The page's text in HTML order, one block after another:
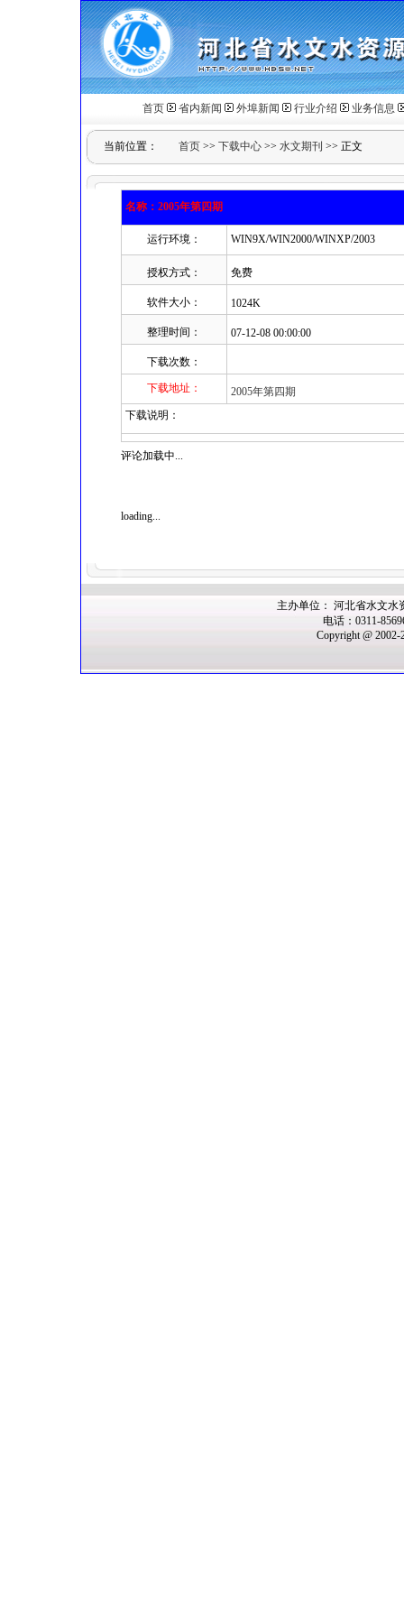
首页 省内新闻 外埠新闻 行业介绍 业务信息
当前位置： 首页 >> 下载中心 >> 水文期刊 >> 正文
名称：2005年第四期
运行环境： WIN9X/WIN2000/WINXP/2003
授权方式： 免费
软件大小： 1024K
整理时间： 07-12-08 00:00:00
下载次数：
下载地址：
2005年第四期
下载说明：
评论加载中...
loading...
主办单位： 河北省水文水
电话：0311-
Copyright @ 2002-